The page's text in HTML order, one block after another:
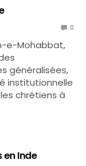
0
e-Mohabbat,
généralisées,
institutionnelle
chrétiens à
Inde